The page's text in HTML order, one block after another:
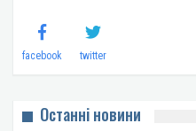
facebook twitter
Останні новини